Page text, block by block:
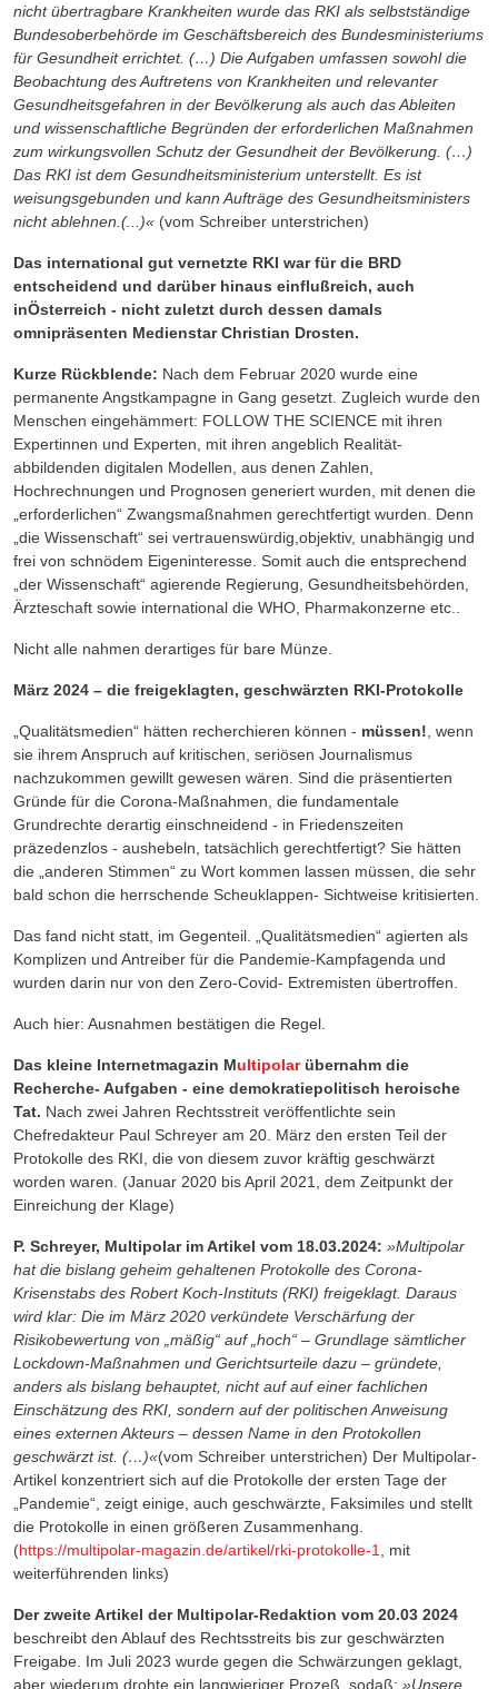
nicht übertragbare Krankheiten wurde das RKI als selbstständige
Bundesoberbehörde im Geschäftsbereich des Bundesministeriums
für Gesundheit errichtet. (…) Die Aufgaben umfassen sowohl die
Beobachtung des Auftretens von Krankheiten und relevanter
Gesundheitsgefahren in der Bevölkerung als auch das Ableiten
und wissenschaftliche Begründen der erforderlichen Maßnahmen
zum wirkungsvollen Schutz der Gesundheit der Bevölkerung. (…)
Das RKI ist dem Gesundheitsministerium unterstellt. Es ist
weisungsgebunden und kann Aufträge des Gesundheitsministers
nicht ablehnen.(...)« (vom Schreiber unterstrichen)
Das international gut vernetzte RKI war für die BRD
entscheidend und darüber hinaus einflußreich, auch
inÖsterreich - nicht zuletzt durch dessen damals
omnipräsenten Medienstar Christian Drosten.
Kurze Rückblende: Nach dem Februar 2020 wurde eine
permanente Angstkampagne in Gang gesetzt. Zugleich wurde den
Menschen eingehämmert: FOLLOW THE SCIENCE mit ihren
Expertinnen und Experten, mit ihren angeblich Realität-
abbildenden digitalen Modellen, aus denen Zahlen,
Hochrechnungen und Prognosen generiert wurden, mit denen die
„erforderlichen“ Zwangsmaßnahmen gerechtfertigt wurden. Denn
„die Wissenschaft“ sei vertrauenswürdig,objektiv, unabhängig und
frei von schnödem Eigeninteresse. Somit auch die entsprechend
„der Wissenschaft“ agierende Regierung, Gesundheitsbehörden,
Ärzteschaft sowie international die WHO, Pharmakonzerne etc..
Nicht alle nahmen derartiges für bare Münze.
März 2024 – die freigeklagten, geschwärzten RKI-Protokolle
„Qualitätsmedien“ hätten recherchieren können - müssen! , wenn
sie ihrem Anspruch auf kritischen, seriösen Journalismus
nachzukommen gewillt gewesen wären. Sind die präsentierten
Gründe für die Corona-Maßnahmen, die fundamentale
Grundrechte derartig einschneidend - in Friedenszeiten
präzedenzlos - aushebeln, tatsächlich gerechtfertigt? Sie hätten
die „anderen Stimmen“ zu Wort kommen lassen müssen, die sehr
bald schon die herrschende Scheuklappen- Sichtweise kritisierten.
Das fand nicht statt, im Gegenteil. „Qualitätsmedien“ agierten als
Komplizen und Antreiber für die Pandemie-Kampfagenda und
wurden darin nur von den Zero-Covid- Extremisten übertroffen.
Auch hier: Ausnahmen bestätigen die Regel.
Das kleine Internetmagazin Multipolarübernahm die
Recherche- Aufgaben - eine demokratiepolitisch heroische
Tat. Nach zwei Jahren Rechtsstreit veröffentlichte sein
Chefredakteur Paul Schreyer am 20. März den ersten Teil der
Protokolle des RKI, die von diesem zuvor kräftig geschwärzt
worden waren. (Januar 2020 bis April 2021, dem Zeitpunkt der
Einreichung der Klage)
P. Schreyer, Multipolar im Artikel vom 18.03.2024: »Multipolar
hat die bislang geheim gehaltenen Protokolle des Corona-
Krisenstabs des Robert Koch-Instituts (RKI) freigeklagt. Daraus
wird klar: Die im März 2020 verkündete Verschärfung der
Risikobewertung von „mäßig“ auf „hoch“ – Grundlage sämtlicher
Lockdown-Maßnahmen und Gerichtsurteile dazu – gründete,
anders als bislang behauptet, nicht auf auf einer fachlichen
Einschätzung des RKI, sondern auf der politischen Anweisung
eines externen Akteurs – dessen Name in den Protokollen
geschwärzt ist. (…)«(vom Schreiber unterstrichen) Der Multipolar-
Artikel konzentriert sich auf die Protokolle der ersten Tage der
„Pandemie“, zeigt einige, auch geschwärzte, Faksimiles und stellt
die Protokolle in einen größeren Zusammenhang.
(https://multipolar-magazin.de/artikel/rki-protokolle-1
, mit
weiterführenden links)
Der zweite Artikel der Multipolar-Redaktion vom 20.03 2024
beschreibt den Ablauf des Rechtsstreits bis zur geschwärzten
Freigabe. Im Juli 2023 wurde gegen die Schwärzungen geklagt,
aber wiederum drohte ein langwieriger Prozeß, sodaß: »Unsere